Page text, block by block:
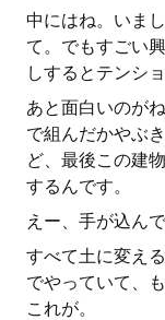
中にはね。いま
て。でもすごい
しするとテンシ
あと面白いのが
で組んだかやぶ
ど、最後この建
するんです。
えー、手が込ん
すべて土に変え
でやっていて、
これが。